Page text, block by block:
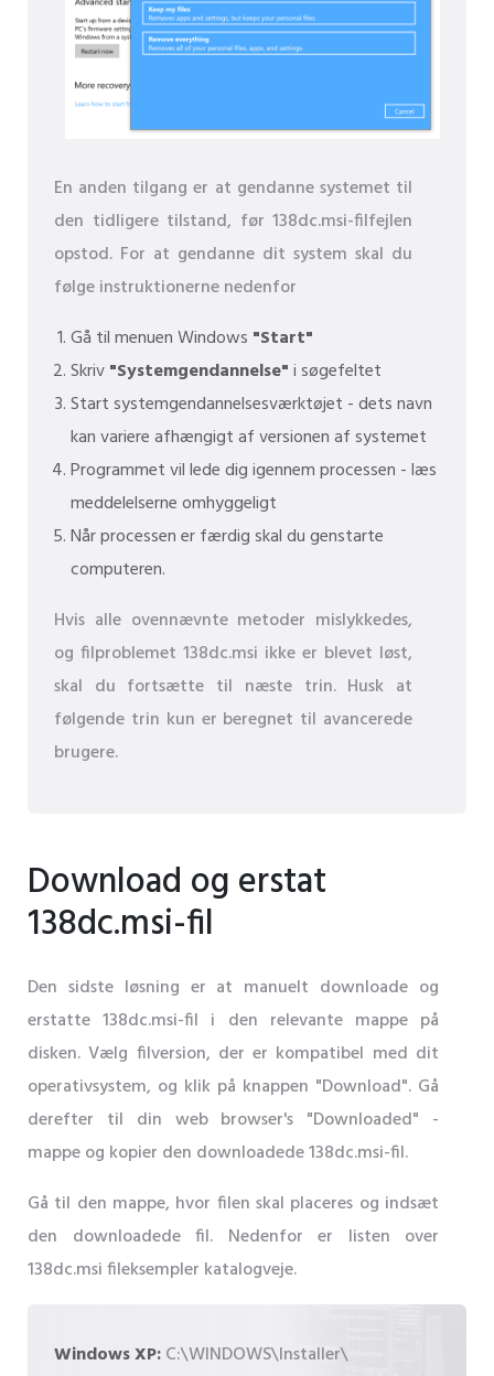
En anden tilgang er at gendanne systemet til
den tidligere tilstand, før 138dc.msi-filfejlen
opstod. For at gendanne dit system skal du
følge instruktionerne nedenfor
Gå til menuen Windows "Start"
Skriv"Systemgendannelse"i søgefeltet
Start systemgendannelsesværktøjet - dets navn
kan variere afhængigt af versionen af ​​systemet
Programmet vil lede dig igennem processen - læs
meddelelserne omhyggeligt
Når processen er færdig skal du genstarte
computeren.
Hvis alle ovennævnte metoder mislykkedes,
og filproblemet 138dc.msi ikke er blevet løst,
skal du fortsætte til næste trin. Husk at
følgende trin kun er beregnet til avancerede
brugere.
Download og erstat
138dc.msi-fil
Den sidste løsning er at manuelt downloade og
erstatte 138dc.msi-fil i den relevante mappe på
disken. Vælg filversion, der er kompatibel med dit
operativsystem, og klik på knappen "Download". Gå
derefter til din web browser's "Downloaded" -
mappe og kopier den downloadede 138dc.msi-fil.
Gå til den mappe, hvor filen skal placeres og indsæt
den downloadede fil. Nedenfor er listen over
138dc.msi fileksempler katalogveje.
Windows XP:C:\WINDOWS\Installer\